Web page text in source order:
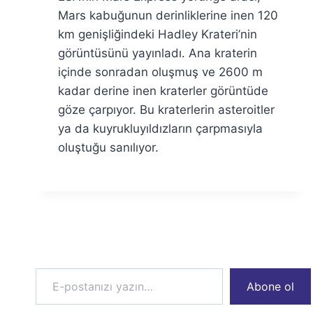
Özyar
Mars kabuğunun derinliklerine inen 120
km genişliğindeki Hadley Krateri’nin
görüntüsünü yayınladı. Ana kraterin
içinde sonradan oluşmuş ve 2600 m
kadar derine inen kraterler görüntüde
göze çarpıyor. Bu kraterlerin asteroitler
ya da kuyrukluyıldızların çarpmasıyla
oluştuğu sanılıyor.
E-postanızı yazın…
Abone ol